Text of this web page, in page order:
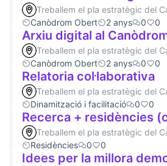
Treballem el pla estratègic del
Canòdrom Obert
2 anys 0 0
Arxiu digital al
Treballem el pla estratègic del
Canòdrom Obert
2 anys 0 0
Relatoria col·laborativa
Treballem el pla estratègic del
Dinamització i facilitació
0 0
Recerca + residències
Treballem el pla estratègic del
Residències
0 0
Idees per la millora